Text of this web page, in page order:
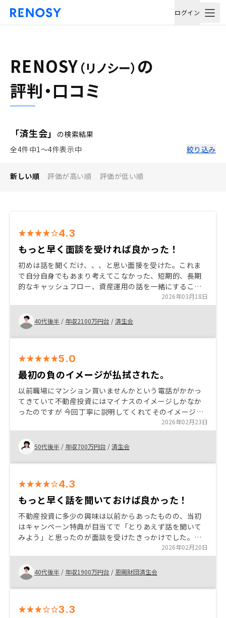
ログイン
RENOSY （リノシー） の
評判・口コミ
「済生会」
の検索結果
全4件中1〜4件表示中
絞り込み
新しい順 評価が高い順 評価が低い順
4.3
もっと早く面談を受ければ良かった！
初めは話を聞くだけ、、、と思い面接を受けた。これま
で自分自身でもあまり考えてこなかった、短期的、長期
的なキャッシュフロー、資産運用の話を一緒にすること
ができた。 マンションの管理業務も、具体的にイメージ
することができ、最初は任せながら、自分でも学べると
思った。、
2026年03月18日
40代後半 / 年収2100万円台 /済生会
5.0
最初の負のイメージが払拭された。
以前職場にマンション買いませんかという電話がかかっ
てきていて不動産投資にはマイナスのイメージしかなか
ったのですが 今回丁寧に説明してくれてそのイメージが
払拭されたので、始めることになりました。 今ではも
っと早く始めたらよかったとおもってます。
2026年02月23日
50代後半 / 年収700万円台 /済生会
4.3
もっと早く話を聞いておけば良かった！
不動産投資に多少の興味は以前からあったものの、当初
はキャンペーン特典が目当てで「とりあえず話を聞いて
みよう」と思ったのが面談を受けたきっかけでした。い
きなり利益を提示されてわけではなく、これまで自分自
身でも明確にしていなかった「今後の中期的、長期的な
キャッシュフロー、老後に必要な資金」のプラン作りか
ら一緒に始めて頂き、「そこにRENOSYでの不動産投資
をどのように入れ込むか」を明確にして頂いたことが、
に質問でき、迅速に回答頂けたことも安心材料でした。
2026年02月20日
40代後半 / 年収1900万円台 / 恩賜財団済生会
3.3